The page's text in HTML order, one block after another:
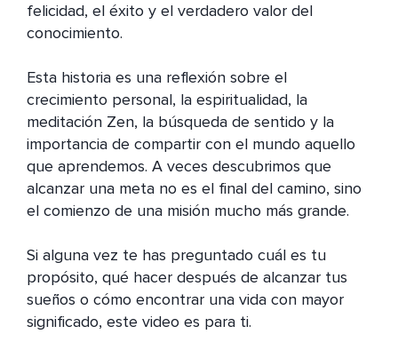
felicidad, el éxito y el verdadero valor del
conocimiento.
Esta historia es una reflexión sobre el
crecimiento personal, la espiritualidad, la
meditación Zen, la búsqueda de sentido y la
importancia de compartir con el mundo aquello
que aprendemos. A veces descubrimos que
alcanzar una meta no es el final del camino, sino
el comienzo de una misión mucho más grande.
Si alguna vez te has preguntado cuál es tu
propósito, qué hacer después de alcanzar tus
sueños o cómo encontrar una vida con mayor
significado, este video es para ti.